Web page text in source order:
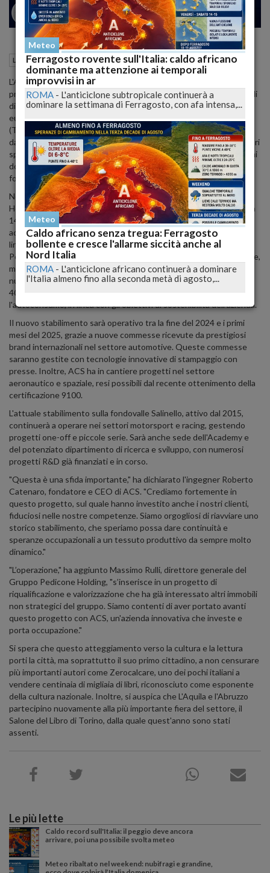
MILANO 26 29
Lavoro Tortoreto (TE) 19 Giugno 2024 12:58
L'Advanced Composites Solutions (ACS) Srl, azienda leader nella
produzione di componenti in fibra di carbonio per settori industriali
diversificati, ha annunciato un investimento di quattro milioni di
euro per l'apertura di un secondo stabilimento a Tortoreto
(Teramo). Questa nuova struttura, situata a circa sei chilometri
dall'attuale sede operativa, vedrà l'assunzione di 50 nuovi operatori
specializzati nella lavorazione di materiali compositi entro i prossimi
dodici mesi. ACS sta già preparando il personale con corsi di
formazione specifici per laminatori e finitori.
Nei giorni scorsi, ACS ha firmato un accordo con la Pedicone
Holding Srl, che prevede la locazione di un immobile storico di circa
14.000 metri quadrati, situato nei pressi dell'incrocio tra la statale
adriatica e la fondovalle Salinello. Questo sito ospiterà le nuove
linee di produzione per il settore automotive e aerospace.
Pedicone Holding si impegnerà a ristrutturare e ampliare l'immobile,
mentre ACS si occuperà dell'installazione e messa a regime dei
nuovi macchinari, che incrementeranno la capacità produttiva del
400%. Inoltre, sarà realizzato un impianto fotovoltaico per
l'autoconsumo, in linea con gli obiettivi di sostenibilità dell'azienda.
Il nuovo stabilimento sarà operativo tra la fine del 2024 e i primi
mesi del 2025, grazie a nuove commesse ricevute da prestigiosi
brand internazionali nel settore automotive. Queste commesse
saranno gestite con tecnologie innovative di stampaggio con
presse. Inoltre, ACS ha in cantiere progetti nel settore
aeronautico e spaziale, resi possibili dal recente ottenimento della
certificazione 9100.
L'attuale stabilimento sulla fondovalle Salinello, attivo dal 2015,
continuerà a operare nei settori motorsport e racing, gestendo
progetti one-off e piccole serie. Sarà anche sede dell'Academy e
del potenziato dipartimento di ricerca e sviluppo, con numerosi
progetti R&D già finanziati e in corso.
"Questa è una sfida importante," ha dichiarato l'ingegner Roberto
Catenaro, fondatore e CEO di ACS. "Crediamo fortemente in
questo progetto, sul quale hanno investito anche i nostri clienti,
fiduciosi nelle nostre competenze. Siamo orgogliosi di riavviare uno
storico stabilimento, che speriamo possa dare continuità e
speranze occupazionali a un tessuto produttivo da sempre molto
dinamico."
"L’operazione," ha aggiunto Massimo Rulli, direttore generale del
Gruppo Pedicone Holding, "s’inserisce in un progetto di
riqualificazione e valorizzazione che ha già interessato altri immobili
non strategici del gruppo. Siamo contenti di aver portato avanti
questo progetto con ACS, un'azienda innovativa che investe e
porta occupazione."
Si spera che questo atteggiamento verso la cultura e la lettura
porti la città, ma soprattutto il suo primo cittadino, a non censurare
più importanti autori come Zerocalcare, uno dei pochi italiani a
vendere centinaia di migliaia di libri, riconosciuto come esponente
della cultura nazionale. Inoltre, si auspica che L'Aquila e l'Abruzzo
partecipino nuovamente alla più importante fiera del settore, il
Salone del Libro di Torino, dalla quale quest'anno sono stati
assenti.
Le più lette
Caldo record sull'Italia: il peggio deve ancora
arrivare, poi una possibile svolta meteo
Meteo ribaltato nel weekend: nubifragi e grandine,
Meteo
Ferragosto rovente sull'Italia: caldo africano
dominante ma attenzione ai temporali
improvvisi in ar
ROMA - L'anticiclone subtropicale continuerà a
dominare la settimana di Ferragosto, con afa intensa,...
Meteo
Caldo africano senza tregua: Ferragosto
bollente e cresce l'allarme siccità anche al
Nord Italia
ROMA - L'anticiclone africano continuerà a dominare
l'Italia almeno fino alla seconda metà di agosto,...